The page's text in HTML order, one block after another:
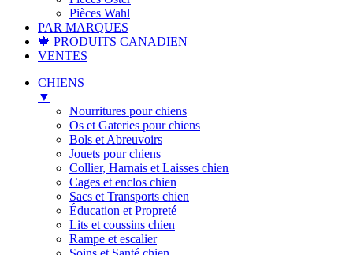
Pièces Wahl
PAR MARQUES
🍁 PRODUITS CANADIEN
VENTES
CHIENS
▼
Nourritures pour chiens
Os et Gateries pour chiens
Bols et Abreuvoirs
Jouets pour chiens
Collier, Harnais et Laisses chien
Cages et enclos chien
Sacs et Transports chien
Éducation et Propreté
Lits et coussins chien
Rampe et escalier